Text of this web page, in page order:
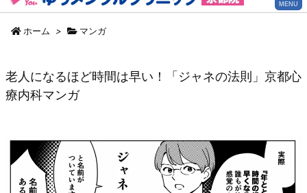
MENU
ホーム > マンガ
老人になるほど時間は早い！「ジャネの法則」京都心
療内科マンガ